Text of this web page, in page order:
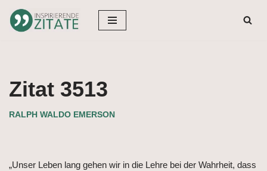
Zum
Zitat 3513
RALPH WALDO EMERSON
„Unser Leben lang gehen wir in die Lehre bei der Wahrheit, dass